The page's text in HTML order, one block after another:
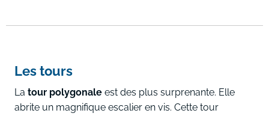
Les tours
La tour polygonale est des plus surprenante. Elle
abrite un magnifique escalier en vis. Cette tour